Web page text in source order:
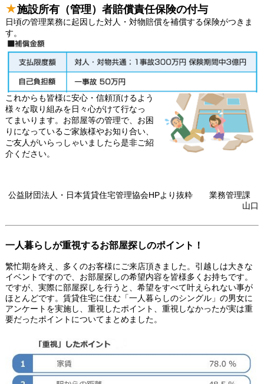
★施設所有（管理）者賠償責任保険の付与
日頃の管理業務に起因した対人・対物賠償を補償する保険がつきま
す。
これからも皆様に安心・信頼頂けるよう
様々な取り組みを日々心がけて行なっ
てまいります。お部屋等の管理で、お困
りになっているご家族様やお知り合い、
ご友人がいらっしゃいましたら是非ご紹
介ください。
公益財団法人・日本賃貸住宅管理協会HPより抜粋 業務管理課
山口
一人暮らしが重視するお部屋探しのポイント！
繁忙期を終え、多くのお客様にご来店頂きました。引越しは大きな
イベントですので、お部屋探しの希望内容を皆様多くお持ちです。
ですが、実際に部屋探しを行うと、希望をすべて叶えられない事が
ほとんどです。賃貸住宅に住む「一人暮らしのシングル」の男女に
アンケートを実施し、重視したポイント、重視しなかったが実は重
要だったポイントについてまとめました。